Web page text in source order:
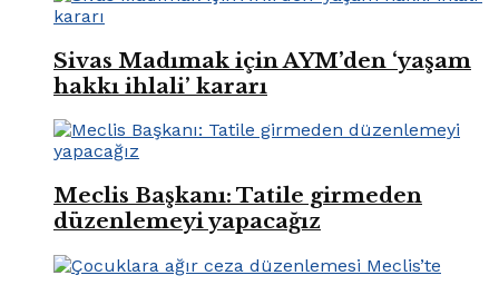
Sivas Madımak için AYM’den ‘yaşam
hakkı ihlali’ kararı
Meclis Başkanı: Tatile girmeden
düzenlemeyi yapacağız